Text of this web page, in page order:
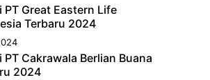
PT Great Eastern Life
Terbaru 2024
Cakrawala Berlian Buana
2024